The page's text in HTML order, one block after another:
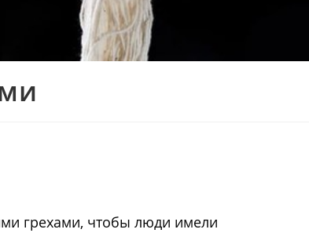
грехами, чтобы люди имели